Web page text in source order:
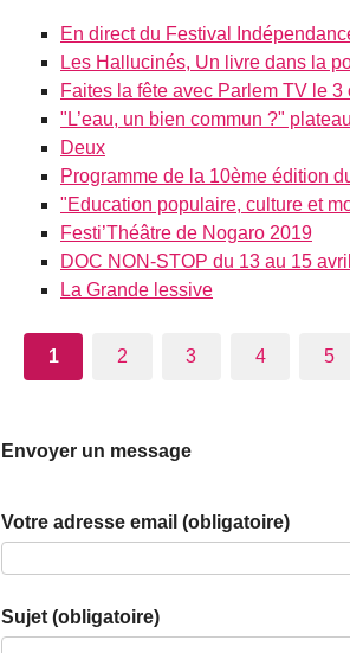
En direct du Festival
Les Hallucinés, Un livre dans la
Faites la fête avec Parlem TV le 3
"L’eau, un bien commun ?"
Deux
Programme de la 10ème édition
"Education populaire, culture et
Festi’Théâtre de Nogaro 2019
DOC NON-STOP du 13 au 15
La Grande lessive
1 2 3 4 5
Envoyer un message
Votre adresse email (obligatoire)
Sujet (obligatoire)